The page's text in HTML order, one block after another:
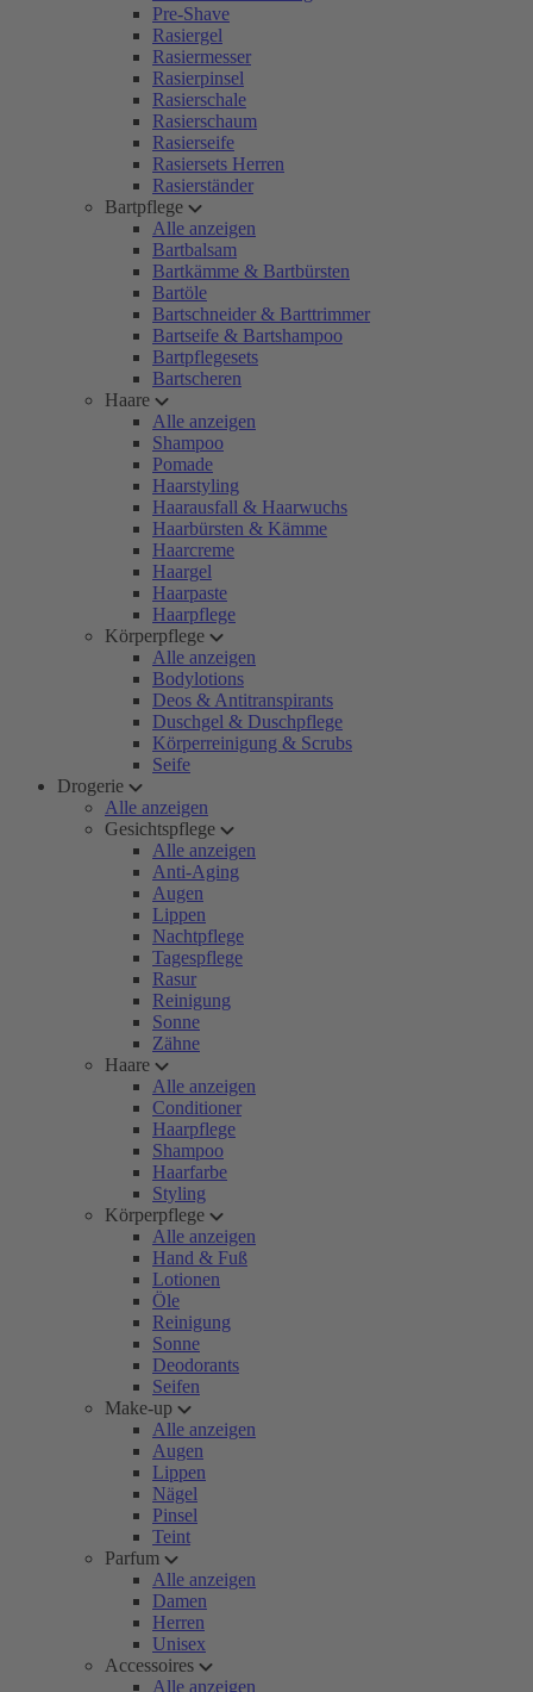
Pre-Shave
Rasiergel
Rasiermesser
Rasierpinsel
Rasierschale
Rasierschaum
Rasierseife
Rasiersets Herren
Rasierständer
Bartpflege
Alle anzeigen
Bartbalsam
Bartkämme & Bartbürsten
Bartöle
Bartschneider & Barttrimmer
Bartseife & Bartshampoo
Bartpflegesets
Bartscheren
Haare
Alle anzeigen
Shampoo
Pomade
Haarstyling
Haarausfall & Haarwuchs
Haarbürsten & Kämme
Haarcreme
Haargel
Haarpaste
Haarpflege
Körperpflege
Alle anzeigen
Bodylotions
Deos & Antitranspirants
Duschgel & Duschpflege
Körperreinigung & Scrubs
Seife
Drogerie
Alle anzeigen
Gesichtspflege
Alle anzeigen
Anti-Aging
Augen
Lippen
Nachtpflege
Tagespflege
Rasur
Reinigung
Sonne
Zähne
Haare
Alle anzeigen
Conditioner
Haarpflege
Shampoo
Haarfarbe
Styling
Körperpflege
Alle anzeigen
Hand & Fuß
Lotionen
Öle
Reinigung
Sonne
Deodorants
Seifen
Make-up
Alle anzeigen
Augen
Lippen
Nägel
Pinsel
Teint
Parfum
Alle anzeigen
Damen
Herren
Unisex
Accessoires
Alle anzeigen